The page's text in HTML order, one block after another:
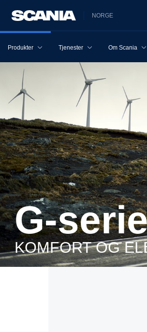
NORGE
Produkter Tjenester Om Scania
G-
KOMFORT OG